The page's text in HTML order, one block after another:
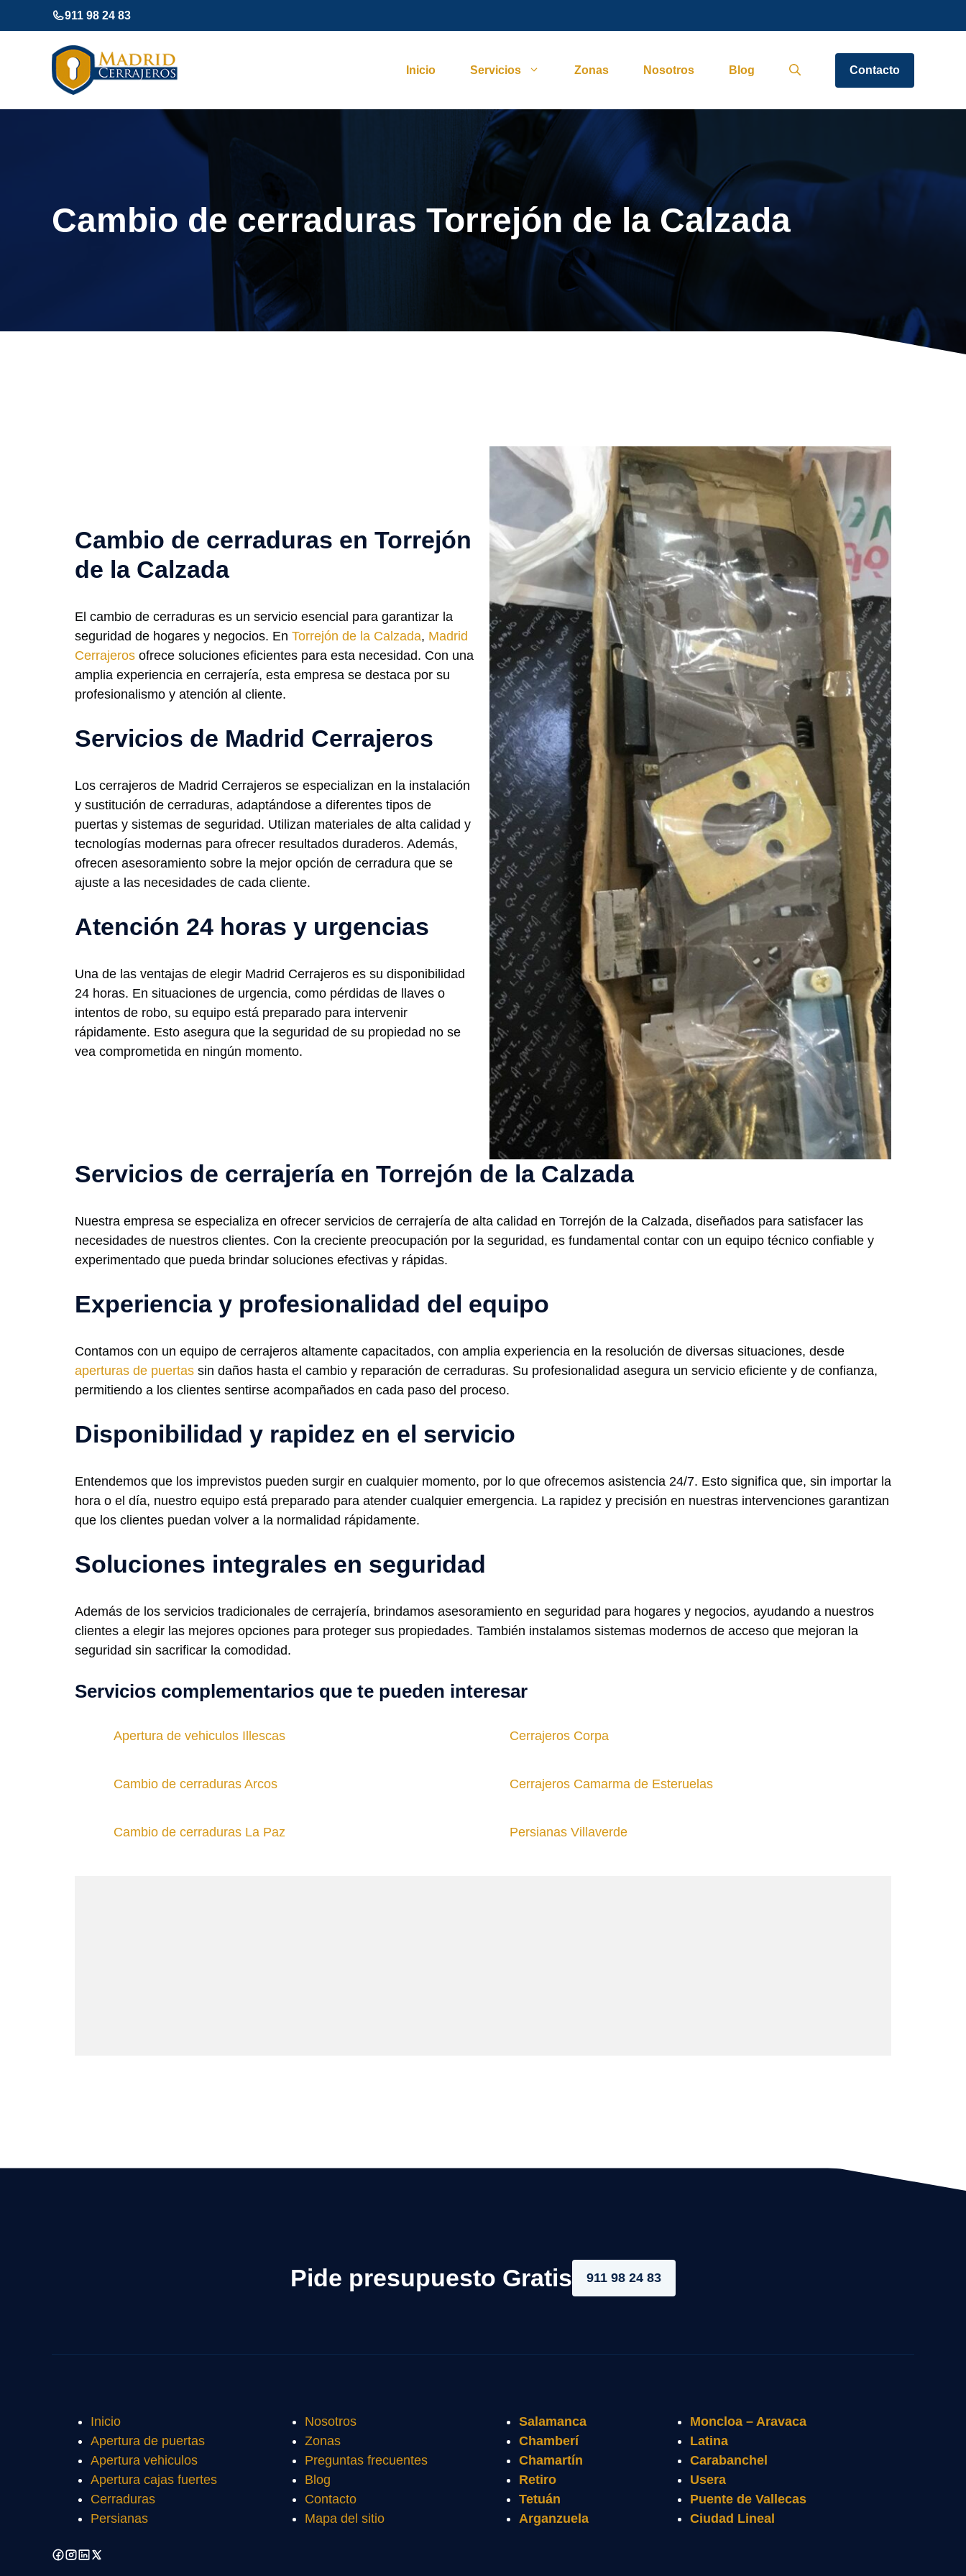
al
911 98 24 83
Inicio Servicios Zonas Nosotros Blog Contacto
Cambio de cerraduras Torrejón de la Calzada
Cambio de cerraduras en Torrejón
de la Calzada
El cambio de cerraduras es un servicio esencial para garantizar la
seguridad de hogares y negocios. En Torrejón de la Calzada, Madrid
Cerrajeros ofrece soluciones eficientes para esta necesidad. Con una
amplia experiencia en cerrajería, esta empresa se destaca por su
profesionalismo y atención al cliente.
Servicios de Madrid Cerrajeros
Los cerrajeros de Madrid Cerrajeros se especializan en la instalación
y sustitución de cerraduras, adaptándose a diferentes tipos de
puertas y sistemas de seguridad. Utilizan materiales de alta calidad y
tecnologías modernas para ofrecer resultados duraderos. Además,
ofrecen asesoramiento sobre la mejor opción de cerradura que se
ajuste a las necesidades de cada cliente.
Atención 24 horas y urgencias
Una de las ventajas de elegir Madrid Cerrajeros es su disponibilidad
24 horas. En situaciones de urgencia, como pérdidas de llaves o
intentos de robo, su equipo está preparado para intervenir
rápidamente. Esto asegura que la seguridad de su propiedad no se
vea comprometida en ningún momento.
Servicios de cerrajería en Torrejón de la Calzada
Nuestra empresa se especializa en ofrecer servicios de cerrajería de alta calidad en Torrejón de la Calzada, diseñados para satisfacer las
necesidades de nuestros clientes. Con la creciente preocupación por la seguridad, es fundamental contar con un equipo técnico confiable y
experimentado que pueda brindar soluciones efectivas y rápidas.
Experiencia y profesionalidad del equipo
Contamos con un equipo de cerrajeros altamente capacitados, con amplia experiencia en la resolución de diversas situaciones, desde
aperturas de puertas sin daños hasta el cambio y reparación de cerraduras. Su profesionalidad asegura un servicio eficiente y de confianza,
permitiendo a los clientes sentirse acompañados en cada paso del proceso.
Disponibilidad y rapidez en el servicio
Entendemos que los imprevistos pueden surgir en cualquier momento, por lo que ofrecemos asistencia 24/7. Esto significa que, sin importar la
hora o el día, nuestro equipo está preparado para atender cualquier emergencia. La rapidez y precisión en nuestras intervenciones garantizan
que los clientes puedan volver a la normalidad rápidamente.
Soluciones integrales en seguridad
Además de los servicios tradicionales de cerrajería, brindamos asesoramiento en seguridad para hogares y negocios, ayudando a nuestros
clientes a elegir las mejores opciones para proteger sus propiedades. También instalamos sistemas modernos de acceso que mejoran la
seguridad sin sacrificar la comodidad.
Servicios complementarios que te pueden interesar
Apertura de vehiculos Illescas Cerrajeros Corpa
Cambio de cerraduras Arcos Cerrajeros Camarma de Esteruelas
Cambio de cerraduras La Paz Persianas Villaverde
Pide presupuesto Gratis 911 98 24 83
Inicio
Apertura de puertas
Apertura vehiculos
Apertura cajas fuertes
Cerraduras
Persianas
Nosotros
Zonas
Preguntas frecuentes
Blog
Contacto
Mapa del sitio
Salamanca
Chamberí
Chamartín
Retiro
Tetuán
Arganzuela
Moncloa – Aravaca
Latina
Carabanchel
Usera
Puente de Vallecas
Ciudad Lineal